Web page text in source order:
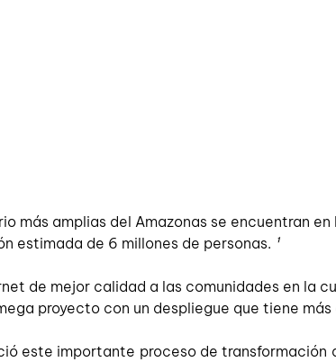
más amplias del Amazonas se encuentran
estimada de 6 millones de personas. ¹
de mejor calidad a las comunidades en la
proyecto con un despliegue que tiene
este importante proceso de